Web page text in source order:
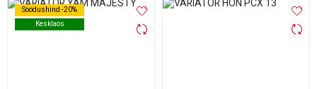
Soodushind -20%
Kesklaos
Soodushind -20%
Kesklaos